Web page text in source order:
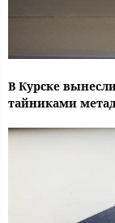
В Курске
тайниками